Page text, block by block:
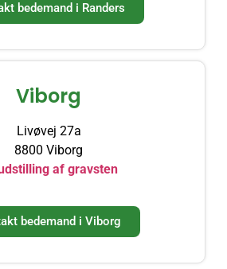
bedemand i Randers​
Viborg
Livøvej 27a
8800 Viborg
af gravsten
bedemand i Viborg​